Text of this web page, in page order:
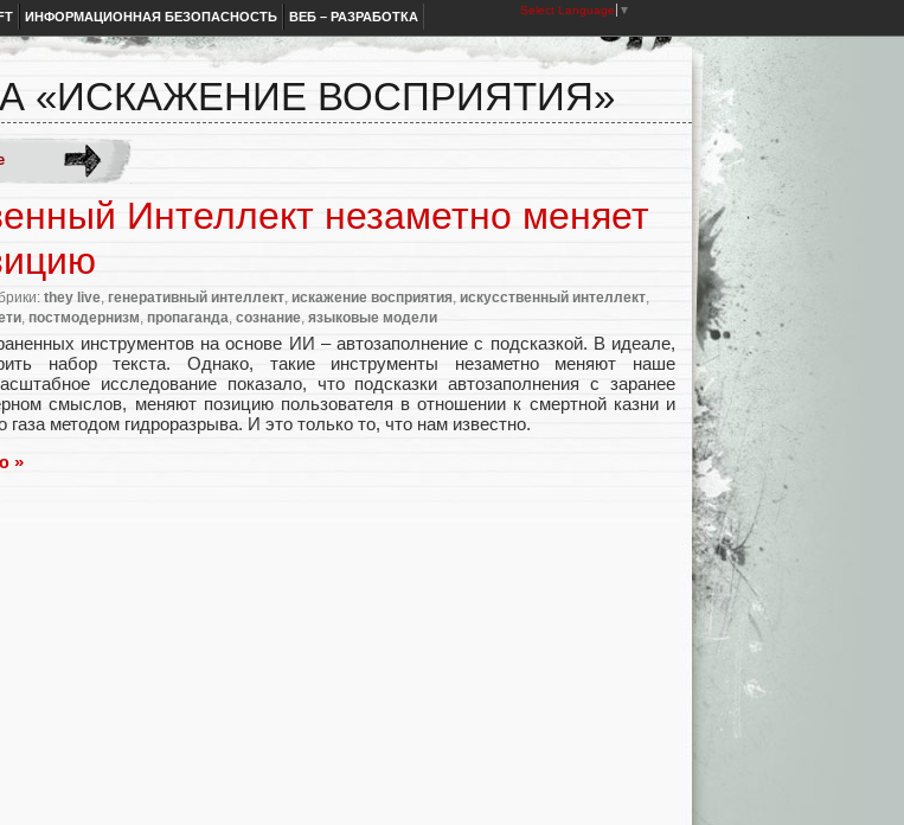
ИНФОРМАЦИОННАЯ БЕЗОПАСНОСТЬ ВЕБ – РАЗРАБОТКА Select Language ▼
«ИСКАЖЕНИЕ ВОСПРИЯТИЯ»
Интеллект незаметно меняет
they live генеративный интеллект искажение восприятия искусственный интеллект
постмодернизм пропаганда сознание языковые модели
инструментов на основе ИИ – автозаполнение с подсказкой. В идеале,
набор текста. Однако, такие инструменты незаметно меняют наше
исследование показало, что подсказки автозаполнения с заранее
смыслов, меняют позицию пользователя в отношении к смертной казни и
газа методом гидроразрыва. И это только то, что нам известно.
»